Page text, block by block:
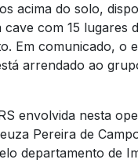
acima do solo,
cave com 15 lugares
Em comunicado, o
arrendado ao
envolvida nesta
Pereira de
departamento de